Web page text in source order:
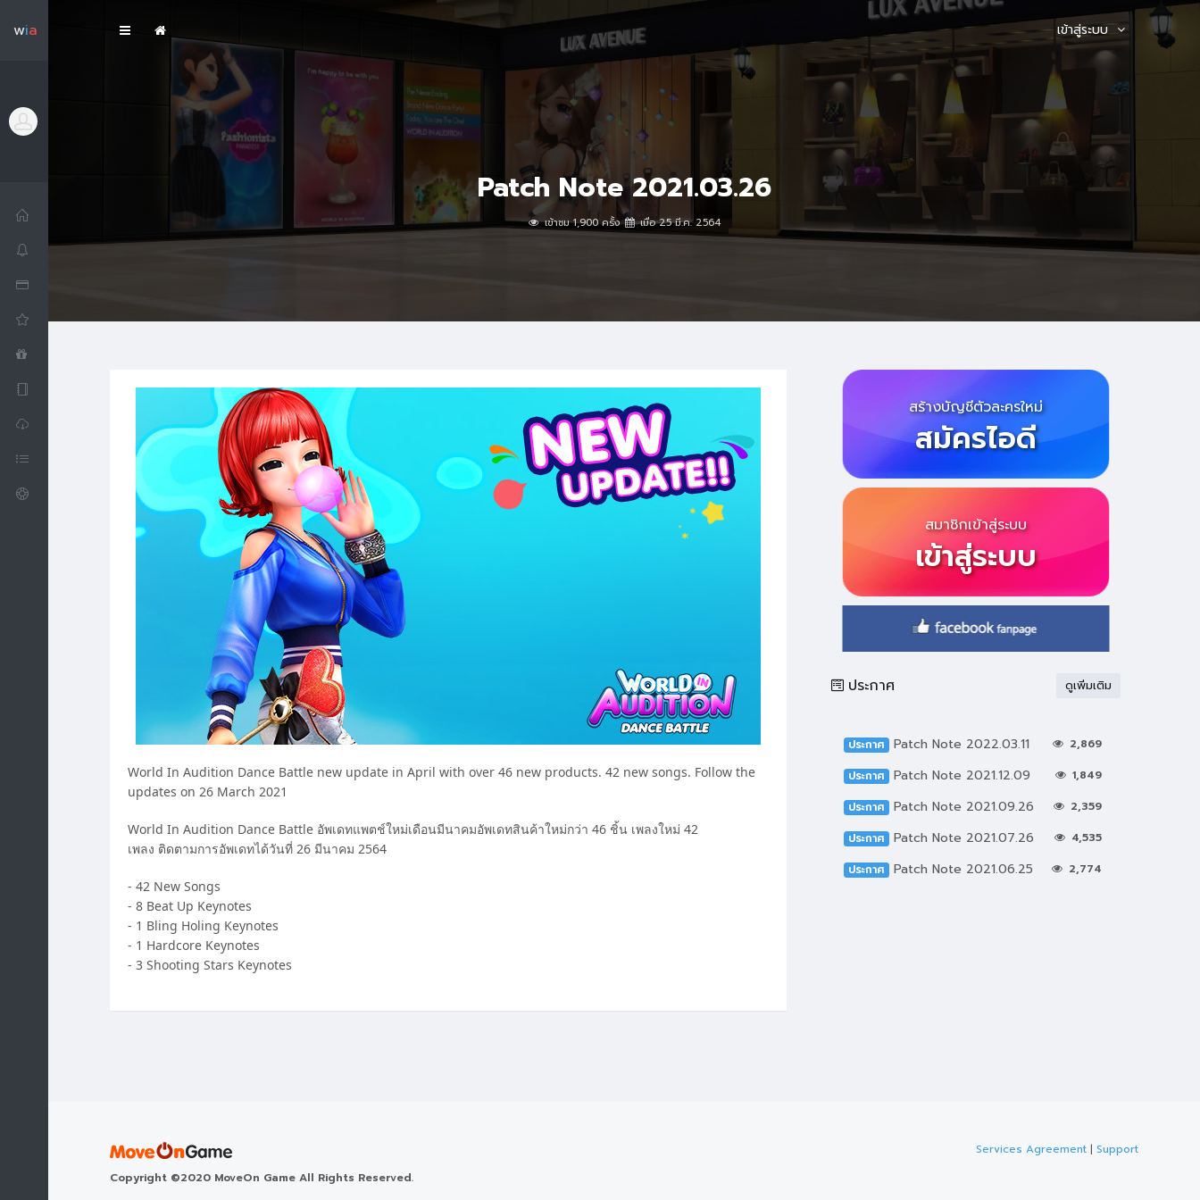
wia เข้าสู่ระบบ
Patch Note 2021.03.26
เข้าชม 1,900 ครั้ง เมื่อ 25 มี.ค. 2564
World In Audition Dance Battle new update in April with over 46 new products. 42 new songs. Follow the
updates on 26 March 2021
World In Audition Dance Battle อัพเดทแพตช์ใหม่เดือนมีนาคมอัพเดทสินค้าใหม่กว่า 46 ชิ้น เพลงใหม่ 42
เพลง ติดตามการอัพเดทได้วันที่ 26 มีนาคม 2564
- 42 New Songs
- 8 Beat Up Keynotes
- 1 Bling Holing Keynotes
- 1 Hardcore Keynotes
- 3 Shooting Stars Keynotes
สร้างบัญชีตัวละครใหม่
สมัครไอดี
สมาชิกเข้าสู่ระบบ
เข้าสู่ระบบ
ประกาศ ดูเพิ่มเติม
ประกาศ Patch Note 2022.03.11
2,869
ประกาศ
Patch Note 2021.12.09
1,849
ประกาศ
Patch Note 2021.09.26
2,359
ประกาศ
Patch Note 2021.07.26
4,535
ประกาศ
Patch Note 2021.06.25 2,774
Copyright ©2020 MoveOn Game All Rights Reserved.
Services Agreement | Support